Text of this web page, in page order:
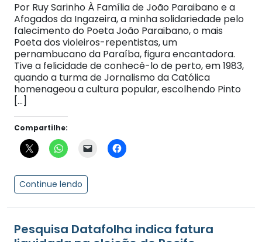
Por Ruy Sarinho À Família de João Paraibano e a
Afogados da Ingazeira, a minha solidariedade pelo
falecimento do Poeta João Paraibano, o mais
Poeta dos violeiros-repentistas, um
pernambucano da Paraíba, figura encantadora.
Tive a felicidade de conhecê-lo de perto, em 1983,
quando a turma de Jornalismo da Católica
homenageou a cultura popular, escolhendo Pinto
[…]
Compartilhe:
Continue lendo
Pesquisa Datafolha indica fatura